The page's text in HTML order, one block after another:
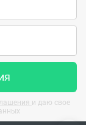
и даю свое